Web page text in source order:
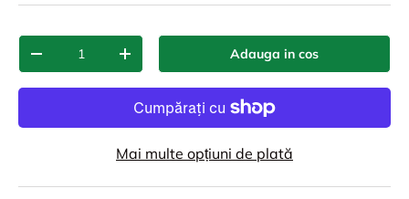
Cant.
-
+ Adauga in cos
Mai multe opțiuni de plată